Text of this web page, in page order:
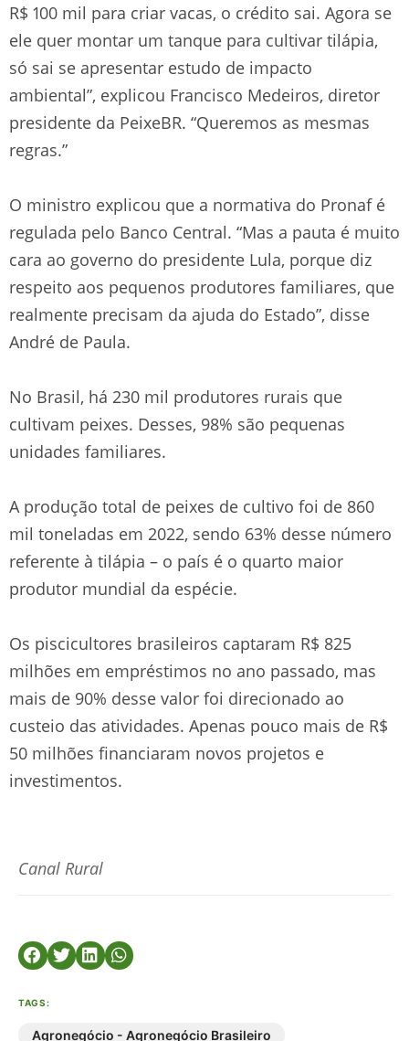
R$ 100 mil para criar vacas, o crédito sai. Agora se
ele quer montar um tanque para cultivar tilápia,
só sai se apresentar estudo de impacto
ambiental”, explicou Francisco Medeiros, diretor
presidente da PeixeBR. “Queremos as mesmas
regras.”
O ministro explicou que a normativa do Pronaf é
regulada pelo Banco Central. “Mas a pauta é muito
cara ao governo do presidente Lula, porque diz
respeito aos pequenos produtores familiares, que
realmente precisam da ajuda do Estado”, disse
André de Paula.
No Brasil, há 230 mil produtores rurais que
cultivam peixes. Desses, 98% são pequenas
unidades familiares.
A produção total de peixes de cultivo foi de 860
mil toneladas em 2022, sendo 63% desse número
referente à tilápia – o país é o quarto maior
produtor mundial da espécie.
Os piscicultores brasileiros captaram R$ 825
milhões em empréstimos no ano passado, mas
mais de 90% desse valor foi direcionado ao
custeio das atividades. Apenas pouco mais de R$
50 milhões financiaram novos projetos e
investimentos.
Canal Rural
TAGS:
Agronegócio - Agronegócio Brasileiro